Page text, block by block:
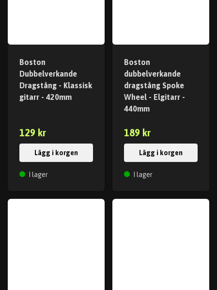
Boston
Dubbelverkande
Dragstång - Klassisk
gitarr - 420mm
129 kr
Lägg i korgen
I lager
Boston
dubbelverkande
dragstång Spoke
Wheel - Elgitarr -
440mm
189 kr
Lägg i korgen
I lager